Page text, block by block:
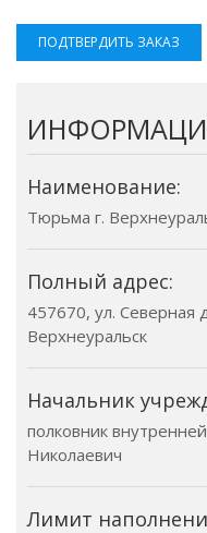
ПОДТВЕРДИТЬ ЗАКАЗ
Наименование:
Тюрьма г.
Полный адрес:
457670, ул. Северная
Верхнеуральск
Начальник
полковник
Николаевич
Лимит